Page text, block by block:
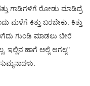
ಗಾಡಿಗಳಿಗೆ ರೋಡು ಮಾಡಿದ್ರೆ
ಕಿತ್ತು ಬರಬೇಕು. ಕಿತ್ತು
ಗುಂಡಿ ಮಾಡಲು ಬೇರೆ
ಹಾಗೆ ಅಲ್ಲಿ ಆಗಲ್ಲ"